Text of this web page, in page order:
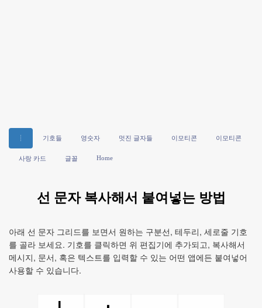
┆ 기호들 영숫자 멋진 글자들 이모티콘 이모티콘
사랑 카드 글꼴 Home
선 문자 복사해서 붙여넣는 방법
아래 선 문자 그리드를 보면서 원하는 구분선, 테두리, 세로줄 기호
를 골라 보세요. 기호를 클릭하면 위 편집기에 추가되고, 복사해서
메시지, 문서, 혹은 텍스트를 입력할 수 있는 어떤 앱에든 붙여넣어
사용할 수 있습니다.